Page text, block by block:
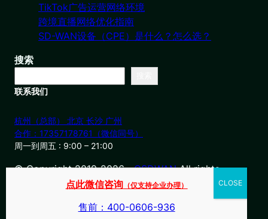
TikTok广告运营网络环境
跨境直播网络优化指南
SD-WAN设备（CPE）是什么？怎么选？
搜索
联系我们
杭州（总部） 北京 长沙 广州
合作：17357178761（微信同号）
周一到周五 : 9:00 – 21:00
© Copyright 2019-2026・OSDWANAll rights
点此微信咨询 （仅支持企业办理）
售前：400-0606-936